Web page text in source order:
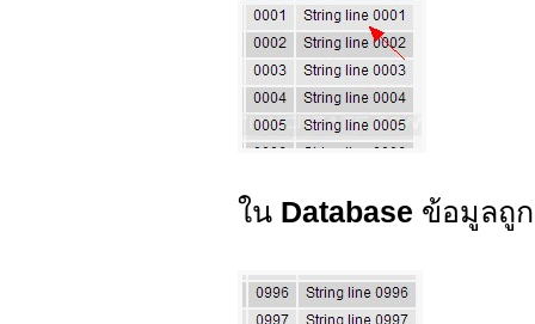
ใน Database ข้อมูลถูก